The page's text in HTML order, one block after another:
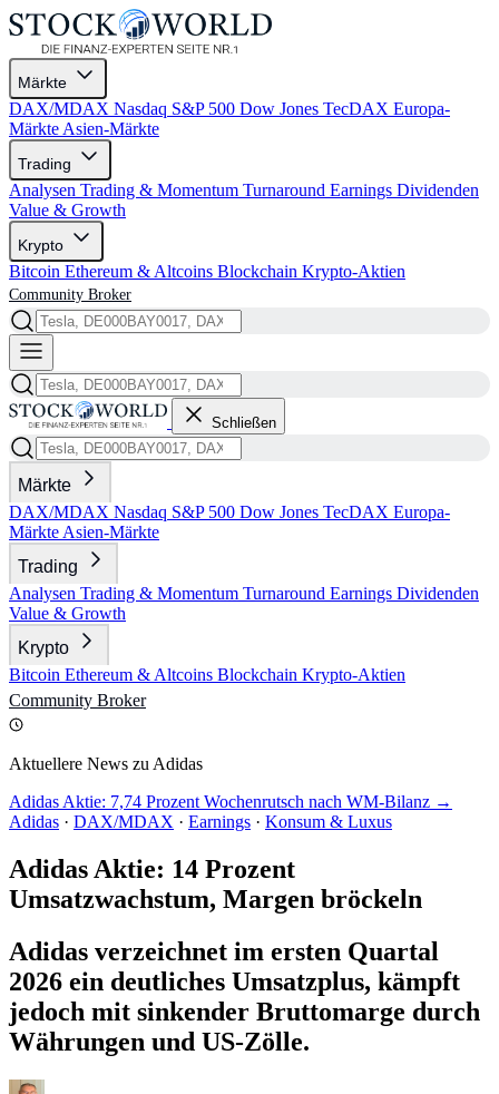
Märkte
DAX/MDAX Nasdaq S&P 500 Dow Jones TecDAX Europa-
Märkte Asien-Märkte
Trading
Analysen Trading & Momentum Turnaround Earnings Dividenden
Value & Growth
Krypto
Bitcoin Ethereum & Altcoins Blockchain Krypto-Aktien
Community Broker
Schließen
Märkte
DAX/MDAX Nasdaq S&P 500 Dow Jones TecDAX Europa-
Märkte Asien-Märkte
Trading
Analysen Trading & Momentum Turnaround Earnings Dividenden
Value & Growth
Krypto
Bitcoin Ethereum & Altcoins Blockchain Krypto-Aktien
Community Broker
Aktuellere News zu Adidas
Adidas Aktie: 7,74 Prozent Wochenrutsch nach WM-Bilanz →
Adidas · DAX/MDAX · Earnings · Konsum & Luxus
Adidas Aktie: 14 Prozent
Umsatzwachstum, Margen bröckeln
Adidas verzeichnet im ersten Quartal
2026 ein deutliches Umsatzplus, kämpft
jedoch mit sinkender Bruttomarge durch
Währungen und US-Zölle.